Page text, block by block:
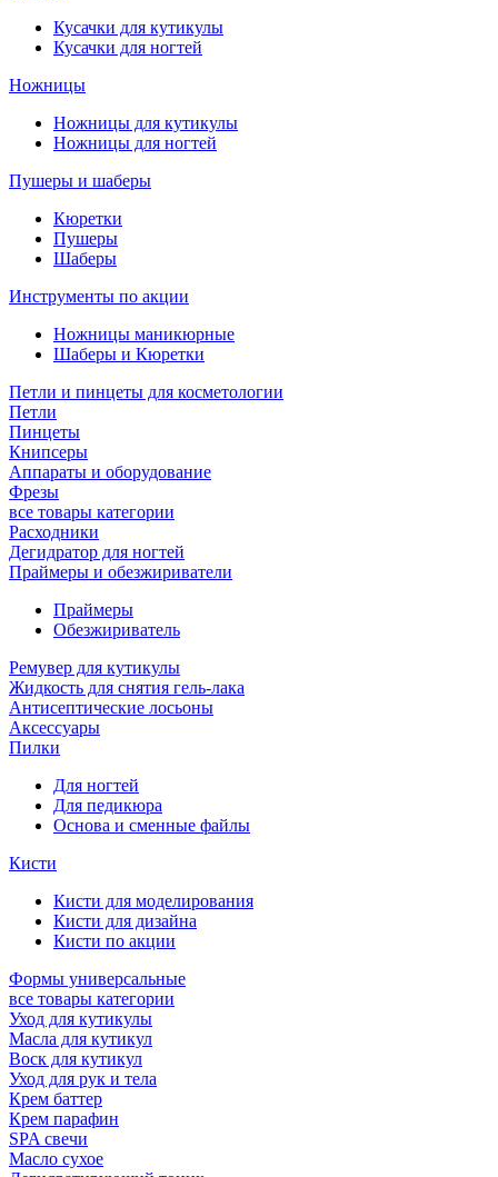
Кусачки для кутикулы
Кусачки для ногтей
Ножницы
Ножницы для кутикулы
Ножницы для ногтей
Пушеры и шаберы
Кюретки
Пушеры
Шаберы
Инструменты по акции
Ножницы маникюрные
Шаберы и Кюретки
Петли и пинцеты для косметологии
Петли
Пинцеты
Книпсеры
Аппараты и оборудование
Фрезы
все товары категории
Расходники
Дегидратор для ногтей
Праймеры и обезжириватели
Праймеры
Обезжириватель
Ремувер для кутикулы
Жидкость для снятия гель-лака
Антисептические лосьоны
Аксессуары
Пилки
Для ногтей
Для педикюра
Основа и сменные файлы
Кисти
Кисти для моделирования
Кисти для дизайна
Кисти по акции
Формы универсальные
все товары категории
Уход для кутикулы
Масла для кутикул
Воск для кутикул
Уход для рук и тела
Крем баттер
Крем парафин
SPA свечи
Масло сухое